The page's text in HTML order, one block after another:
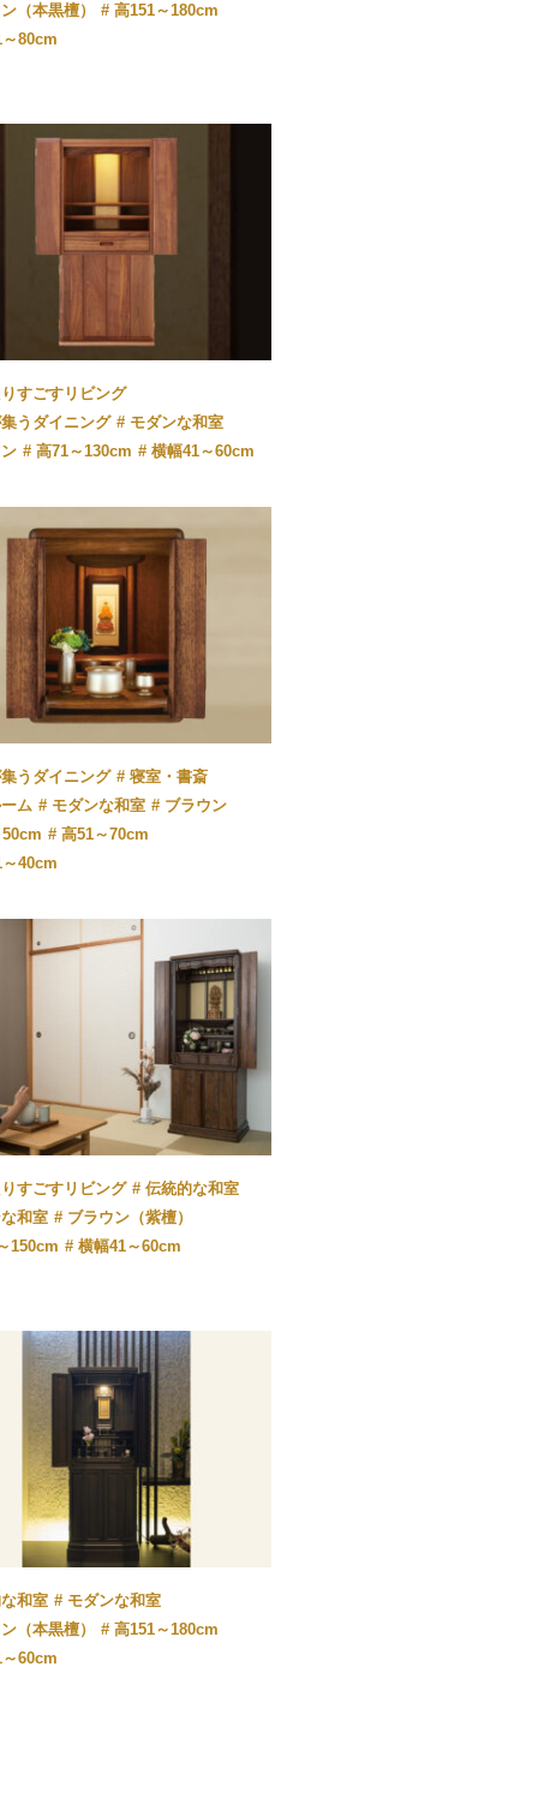
（本黒檀）
高151～180cm
80cm
すごすリビング
うダイニング
モダンな和室
高71～130cm 横幅41～60cm
うダイニング
寝室・書斎
ム
モダンな和室
ブラウン
高51～70cm
40cm
すごすリビング
伝統的な和室
和室
ブラウン（紫檀）
150cm
横幅41～60cm
和室
モダンな和室
（本黒檀）
高151～180cm
60cm